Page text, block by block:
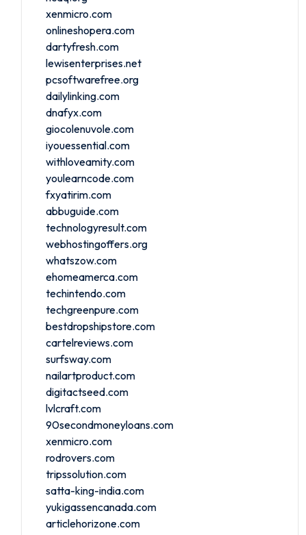
xenmicro.com
onlineshopera.com
dartyfresh.com
lewisenterprises.net
pcsoftwarefree.org
dailylinking.com
dnafyx.com
giocolenuvole.com
iyouessential.com
withloveamity.com
youlearncode.com
fxyatirim.com
abbuguide.com
technologyresult.com
webhostingoffers.org
whatszow.com
ehomeamerca.com
techintendo.com
techgreenpure.com
bestdropshipstore.com
cartelreviews.com
surfsway.com
nailartproduct.com
digitactseed.com
lvlcraft.com
90secondmoneyloans.com
xenmicro.com
rodrovers.com
tripssolution.com
satta-king-india.com
yukigassencanada.com
articlehorizone.com